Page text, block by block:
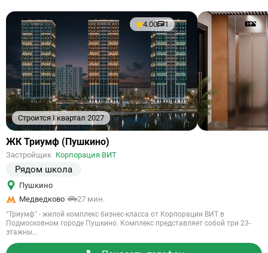
Строится I квартал 2027
4.00 1
Ссылка
объект
ЖК Триумф (Пушкино)
Застройщик Корпорация ВИТ
Рядом школа
Пушкино
Медведково
27 мин.
“Триумф” - жилой комплекс бизнес-класса от Корпорации ВИТ в
Подмосковном городе Пушкино. Комплекс представляет собой три 23-
этажны...